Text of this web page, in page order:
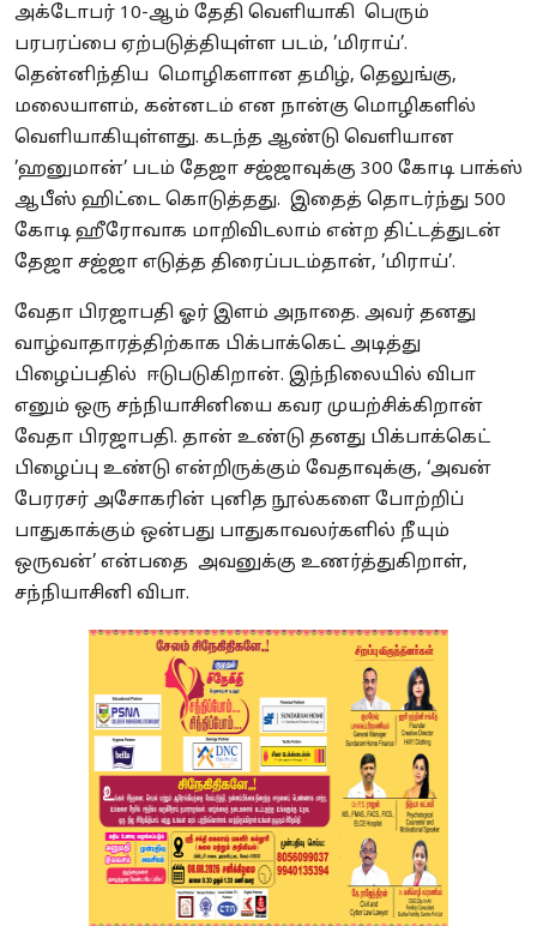
அக்டோபர் 10-ஆம் தேதி வெளியாகி பெரும்
பரபரப்பை ஏற்படுத்தியுள்ள படம், ’மிராய்’.
தென்னிந்திய மொழிகளான தமிழ், தெலுங்கு,
மலையாளம், கன்னடம் என நான்கு மொழிகளில்
வெளியாகியுள்ளது. கடந்த ஆண்டு வெளியான
’ஹனுமான்’ படம் தேஜா சஜ்ஜாவுக்கு 300 கோடி பாக்ஸ்
ஆபீஸ் ஹிட்டை கொடுத்தது. இதைத் தொடர்ந்து 500
கோடி ஹீரோவாக மாறிவிடலாம் என்ற திட்டத்துடன்
தேஜா சஜ்ஜா எடுத்த திரைப்படம்தான், ’மிராய்’.
வேதா பிரஜாபதி ஓர் இளம் அநாதை. அவர் தனது
வாழ்வாதாரத்திற்காக பிக்பாக்கெட் அடித்து
பிழைப்பதில் ஈடுபடுகிறான். இந்நிலையில் விபா
எனும் ஒரு சந்நியாசினியை கவர முயற்சிக்கிறான்
வேதா பிரஜாபதி. தான் உண்டு தனது பிக்பாக்கெட்
பிழைப்பு உண்டு என்றிருக்கும் வேதாவுக்கு, ‘அவன்
பேரரசர் அசோகரின் புனித நூல்களை போற்றிப்
பாதுகாக்கும் ஒன்பது பாதுகாவலர்களில் நீயும்
ஒருவன்’ என்பதை அவனுக்கு உணர்த்துகிறாள்,
சந்நியாசினி விபா.